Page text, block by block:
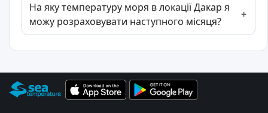
На яку температуру моря в локації Дакар я
можу розраховувати наступного місяця?